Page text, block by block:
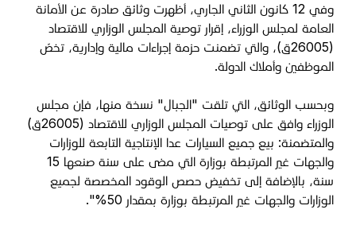
وفي 12 كانون الثاني الجاري، أظهرت وثائق صادرة عن الأمانة
العامة لمجلس الوزراء، إقرار توصية المجلس الوزاري للاقتصاد
(26005ق)، والتي تضمنت حزمة إجراءات مالية وإدارية، تخصّ
الموظفين وأملاك الدولة.
وبحسب الوثائق، التي تلقت "الجبال" نسخة منها، فإن مجلس
الوزراء وافق على توصيات المجلس الوزاري للاقتصاد (26005ق)
والمتضمنة: بيع جميع السيارات عدا الإنتاجية التابعة للوزارات
والجهات غير المرتبطة بوزارة التي مضى على سنة صنعها 15
سنة، بالإضافة إلى تخفيض حصص الوقود المخصصة لجميع
الوزارات والجهات غير المرتبطة بوزارة بمقدار 50%".